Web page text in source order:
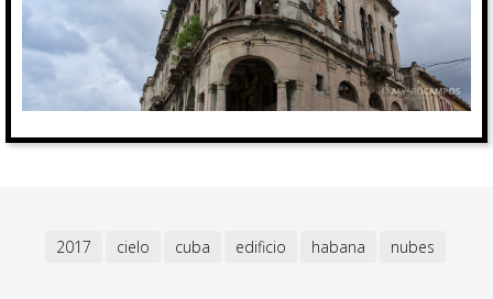
2017 cielo cuba edificio habana nubes